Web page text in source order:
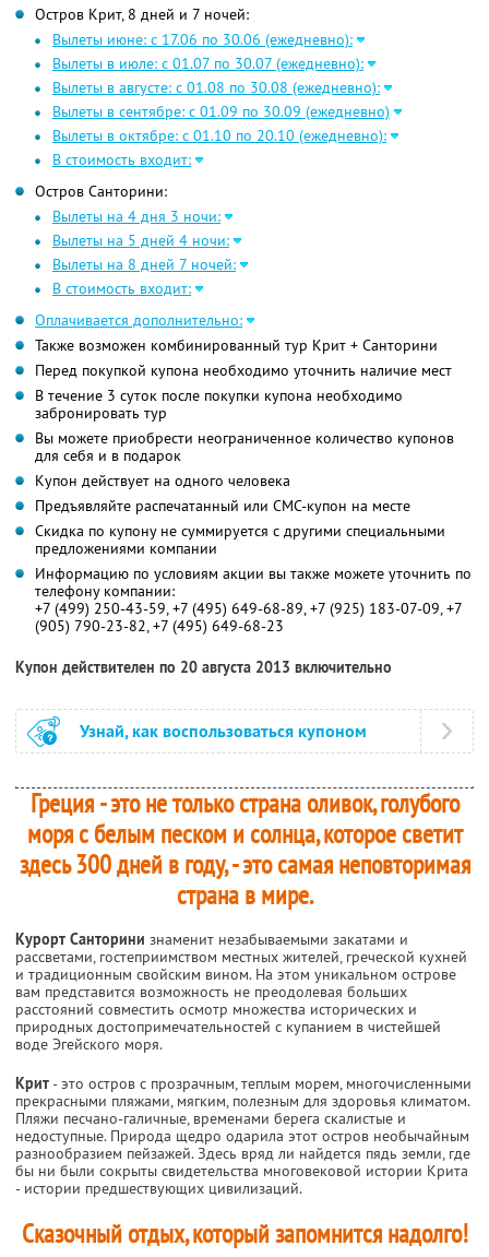
Остров Крит, 8 дней и 7 ночей:
Вылеты июне: с 17.06 по 30.06 (ежедневно):
Вылеты в июле: с 01.07 по 30.07 (ежедневно):
Вылеты в августе: с 01.08 по 30.08 (ежедневно):
Вылеты в сентябре: с 01.09 по 30.09 (ежедневно)
Вылеты в октябре: с 01.10 по 20.10 (ежедневно):
В стоимость входит:
Остров Санторини:
Вылеты на 4 дня 3 ночи:
Вылеты на 5 дней 4 ночи:
Вылеты на 8 дней 7 ночей:
В стоимость входит:
Оплачивается дополнительно:
Также возможен комбинированный тур Крит + Санторини
Перед покупкой купона необходимо уточнить наличие мест
В течение 3 суток после покупки купона необходимо
забронировать тур
Вы можете приобрести неограниченное количество купонов
для себя и в подарок
Купон действует на одного человека
Предъявляйте распечатанный или СМС-купон на месте
Скидка по купону не суммируется с другими специальными
предложениями компании
Информацию по условиям акции вы также можете уточнить по
телефону компании:
+7 (499) 250-43-59, +7 (495) 649-68-89, +7 (925) 183-07-09, +7
(905) 790-23-82, +7 (495) 649-68-23
Купон действителен по 20 августа 2013 включительно
Узнай, как воспользоваться купоном
Греция - это не только страна оливок, голубого
моря с белым песком и солнца, которое светит
здесь 300 дней в году, - это самая неповторимая
страна в мире.
Курорт Санторини знаменит незабываемыми закатами и
рассветами, гостеприимством местных жителей, греческой кухней
и традиционным свойским вином. На этом уникальном острове
вам представится возможность не преодолевая больших
расстояний совместить осмотр множества исторических и
природных достопримечательностей с купанием в чистейшей
воде Эгейского моря.
Крит- это остров с прозрачным, теплым морем, многочисленными
прекрасными пляжами, мягким, полезным для здоровья климатом.
Пляжи песчано-галичные, временами берега скалистые и
недоступные. Природа щедро одарила этот остров необычайным
разнообразием пейзажей. Здесь вряд ли найдется пядь земли, где
бы ни были сокрыты свидетельства многовековой истории Крита
- истории предшествующих цивилизаций.
Сказочный отдых, который запомнится надолго!